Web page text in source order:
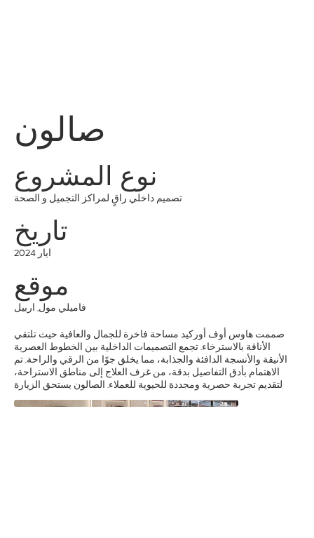
صالون
نوع المشروع
تصميم داخلي راقٍ لمراكز التجميل و الصحة
تاريخ
ايار 2024
موقع
فاميلي مول, اربيل
صممت هاوس أوف أوركيد مساحة فاخرة للجمال والعافية حيث تلتقي
الأناقة بالاسترخاء. تجمع التصميمات الداخلية بين الخطوط العصرية
الأنيقة والأنسجة الدافئة والجذابة، مما يخلق جوًا من الرقي والراحة. تم
الاهتمام بأدق التفاصيل بدقة، من غرف العلاج إلى مناطق الاستراحة،
لتقديم تجربة حصرية ومجددة للحيوية للعملاء. الصالون يستحق الزيارة